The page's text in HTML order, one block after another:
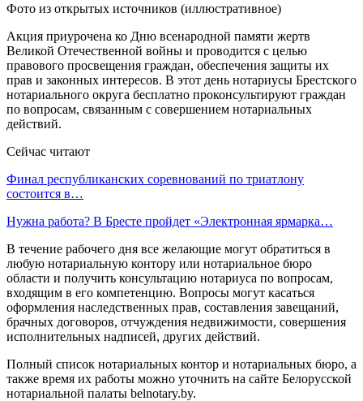
Фото из открытых источников (иллюстративное)
Акция приурочена ко Дню всенародной памяти жертв
Великой Отечественной войны и проводится с целью
правового просвещения граждан, обеспечения защиты их
прав и законных интересов. В этот день нотариусы Брестского
нотариального округа бесплатно проконсультируют граждан
по вопросам, связанным с совершением нотариальных
действий.
Сейчас читают
Финал республиканских соревнований по триатлону
состоится в…
Нужна работа? В Бресте пройдет «Электронная ярмарка…
В течение рабочего дня все желающие могут обратиться в
любую нотариальную контору или нотариальное бюро
области и получить консультацию нотариуса по вопросам,
входящим в его компетенцию. Вопросы могут касаться
оформления наследственных прав, составления завещаний,
брачных договоров, отчуждения недвижимости, совершения
исполнительных надписей, других действий.
Полный список нотариальных контор и нотариальных бюро, а
также время их работы можно уточнить на сайте Белорусской
нотариальной палаты belnotary.by.